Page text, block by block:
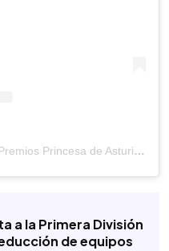
Una publicación compartida por Premios Princesa de Asturias (@fundacionprincesadeasturias)
a la Primera División
de equipos